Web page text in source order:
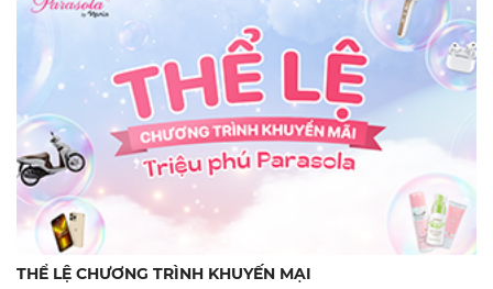
THỂ LỆ CHƯƠNG TRÌNH KHUYẾN MẠI